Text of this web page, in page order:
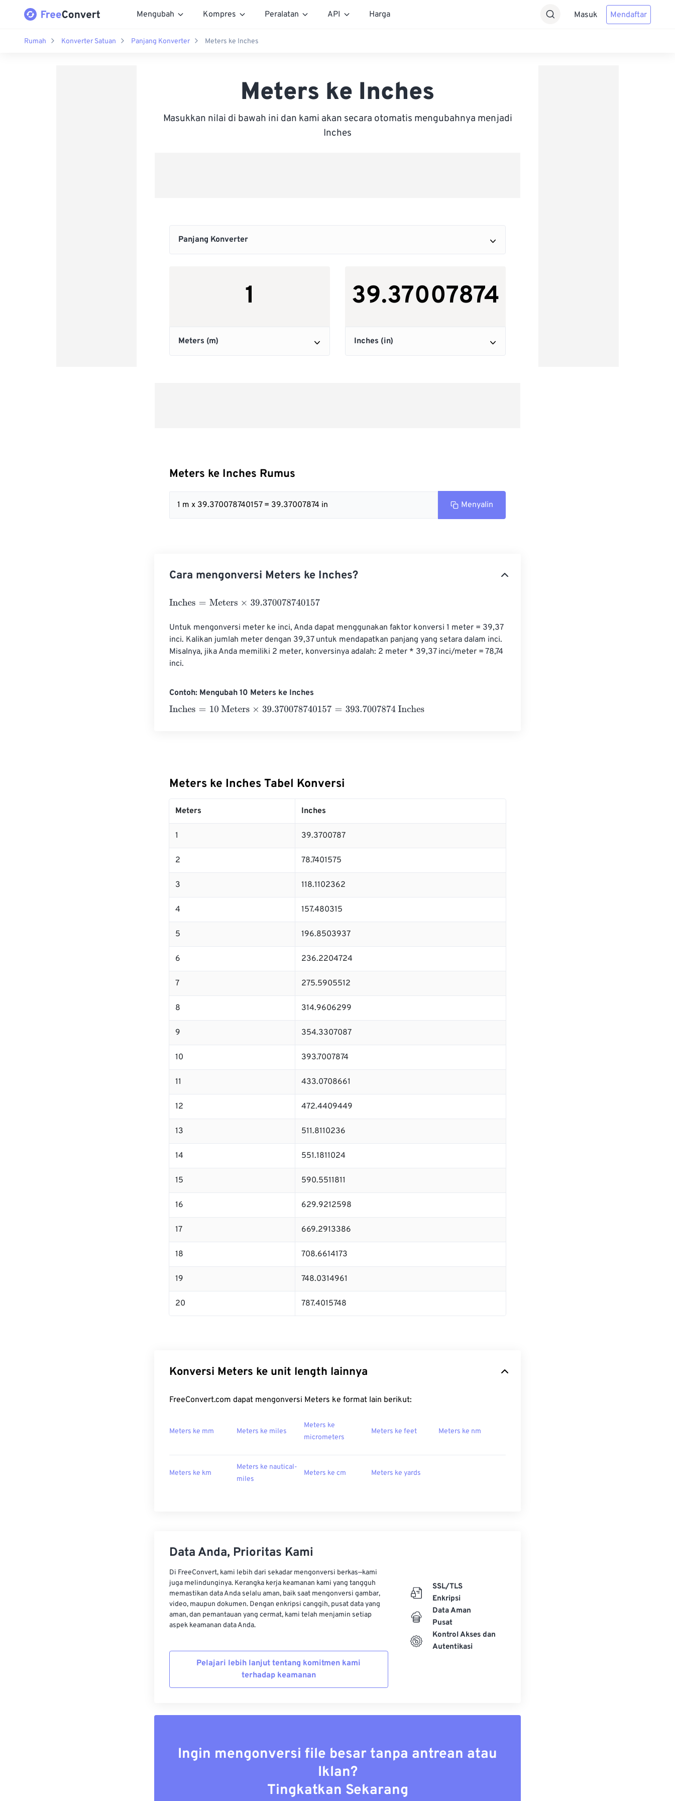
Mengubah Kompres Peralatan API Harga Masuk Mendaftar
Rumah Konverter Satuan Panjang Konverter Meters ke Inches
Meters ke Inches
Masukkan nilai di bawah ini dan kami akan secara otomatis mengubahnya menjadi
Inches
Meters ke Inches Rumus
1 m x 39.370078740157 = 39.37007874 in Menyalin
Cara mengonversi Meters ke Inches?
Inches= Meters×39.370078740157
Untuk mengonversi meter ke inci, Anda dapat menggunakan faktor konversi 1 meter = 39,37
inci. Kalikan jumlah meter dengan 39,37 untuk mendapatkan panjang yang setara dalam inci.
Misalnya, jika Anda memiliki 2 meter, konversinya adalah: 2 meter * 39,37 inci/meter = 78,74
inci.
Contoh: Mengubah 10 Meters ke Inches
Inches= 10 Meters×39.370078740157=393.7007874 Inches
Meters ke Inches Tabel Konversi
Meters Inches
1 39.3700787
2 78.7401575
3 118.1102362
4 157.480315
5 196.8503937
6 236.2204724
7 275.5905512
8 314.9606299
9 354.3307087
10 393.7007874
11 433.0708661
12 472.4409449
13 511.8110236
14 551.1811024
15 590.5511811
16 629.9212598
17 669.2913386
18 708.6614173
19 748.0314961
20 787.4015748
Konversi Meters ke unit length lainnya
FreeConvert.com dapat mengonversi Meters ke format lain berikut:
Meters ke mm Meters ke miles
Meters ke
micrometers
Meters ke feet Meters ke nm
Meters ke km
Meters ke nautical-
miles
Meters ke cm Meters ke yards
Data Anda, Prioritas Kami
Di FreeConvert, kami lebih dari sekadar mengonversi berkas—kami
juga melindunginya. Kerangka kerja keamanan kami yang tangguh
memastikan data Anda selalu aman, baik saat mengonversi gambar,
video, maupun dokumen. Dengan enkripsi canggih, pusat data yang
aman, dan pemantauan yang cermat, kami telah menjamin setiap
aspek keamanan data Anda.
Pelajari lebih lanjut tentang komitmen kami
terhadap keamanan
SSL/TLS
Enkripsi
Data Aman
Pusat
Kontrol Akses dan
Autentikasi
Ingin mengonversi file besar tanpa antrean atau
Iklan?
Tingkatkan Sekarang